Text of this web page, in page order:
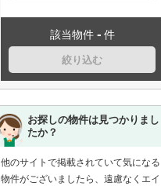
該当物件 - 件
絞り込む
お探しの物件は見つかりまし
たか？
他のサイトで掲載されていて気になる
物件がございましたら、遠慮なくエイ